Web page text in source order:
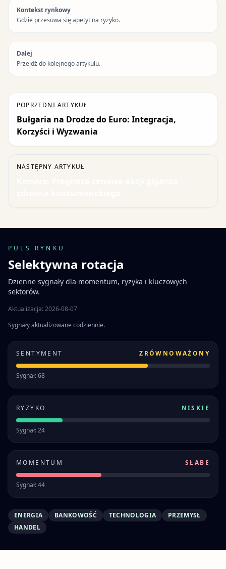
Kontekst rynkowy
Gdzie przesuwa się apetyt na ryzyko.
Dalej
Przejdź do kolejnego artykułu.
POPRZEDNI ARTYKUŁ
Bułgaria na Drodze do Euro: Integracja,
Korzyści i Wyzwania
NASTĘPNY ARTYKUŁ
PULS RYNKU
Selektywna rotacja
Dzienne sygnały dla momentum, ryzyka i kluczowych
sektorów.
Aktualizacja: 2026-08-07
Sygnały aktualizowane codziennie.
SENTYMENT ZRÓWNOWAŻONY
Sygnał: 68
RYZYKO NISKIE
Sygnał: 24
MOMENTUM SŁABE
Sygnał: 44
ENERGIA BANKOWOŚĆ TECHNOLOGIA
PRZEMYSŁ
HANDEL